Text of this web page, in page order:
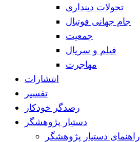
تحولات دینداری
جام جهانی فوتبال
جمعیت
فیلم و سریال
مهاجرت
انتشارات
تفسیر
رصدگر خودکار
دستیار پژوهشگر
راهنمای دستیار پژوهشگر